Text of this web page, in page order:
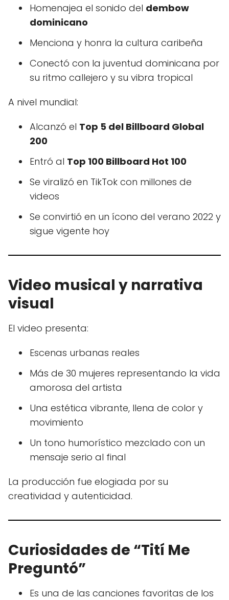
Homenajea el sonido del dembow
dominicano
Menciona y honra la cultura caribeña
Conectó con la juventud dominicana por
su ritmo callejero y su vibra tropical
A nivel mundial:
Alcanzó el Top 5 del Billboard Global
200
Entró al Top 100 Billboard Hot 100
Se viralizó en TikTok con millones de
videos
Se convirtió en un ícono del verano 2022 y
sigue vigente hoy
Video musical y narrativa
visual
El video presenta:
Escenas urbanas reales
Más de 30 mujeres representando la vida
amorosa del artista
Una estética vibrante, llena de color y
movimiento
Un tono humorístico mezclado con un
mensaje serio al final
La producción fue elogiada por su
creatividad y autenticidad.
Curiosidades de “Tití Me
Preguntó”
Es una de las canciones favoritas de los